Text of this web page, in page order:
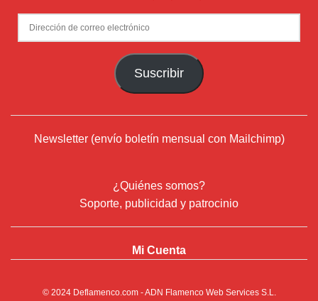
Dirección
de
Suscribir
Newsletter (envío boletín mensual con Mailchimp)
¿Quiénes somos?
Soporte, publicidad y patrocinio
Mi Cuenta
© 2024 Deflamenco.com- ADN Flamenco Web Services S.L.